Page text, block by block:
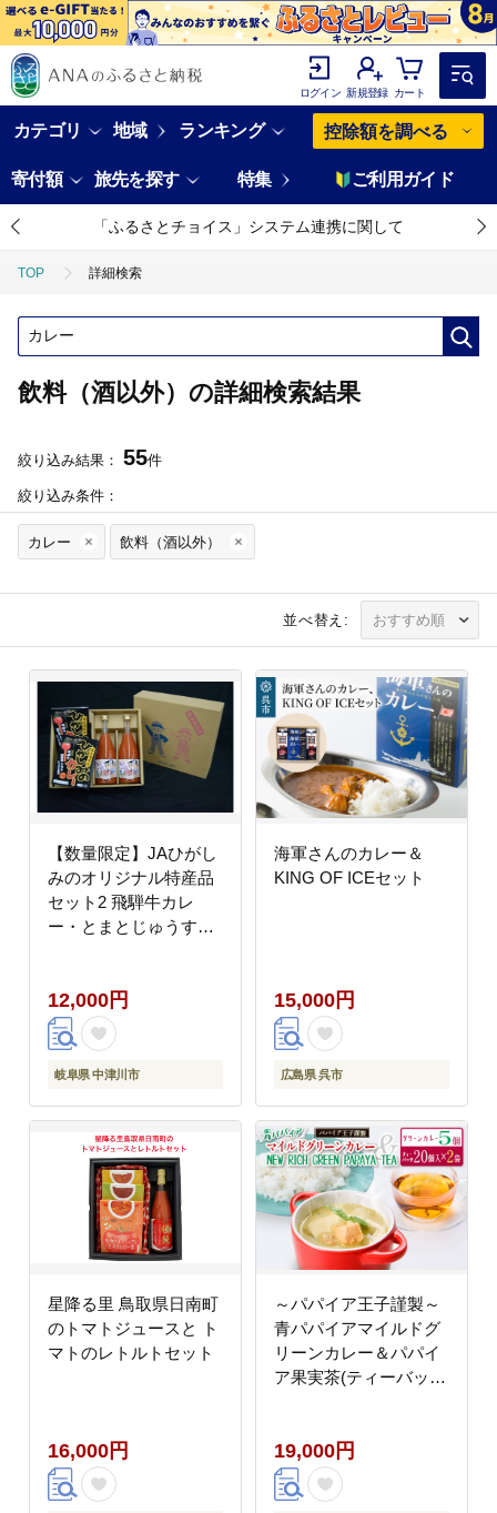
ログイン 新規登録 カート
カテゴリ 地域 ランキング 控除額を調べる
寄付額 旅先を探す 特集 ご利用ガイド
「ふるさとチョイス」システム連携に関して
TOP 詳細検索
飲料（酒以外）の詳細検索結果
絞り込み結果： 55件
絞り込み条件：
カレー 飲料（酒以外）
並べ替え:
【数量限定】JAひがし
みのオリジナル特産品
セット2 飛騨牛カレ
ー・とまとじゅうす
12,000円
岐阜県 中津川市
海軍さんのカレー＆
KING OF ICEセット
15,000円
広島県 呉市
星降る里 鳥取県日南町
のトマトジュースと ト
マトのレトルトセット
16,000円
～パパイア王子謹製～
青パパイアマイルドグ
リーンカレー＆パパイ
ア果実茶(ティーバッグ
19,000円